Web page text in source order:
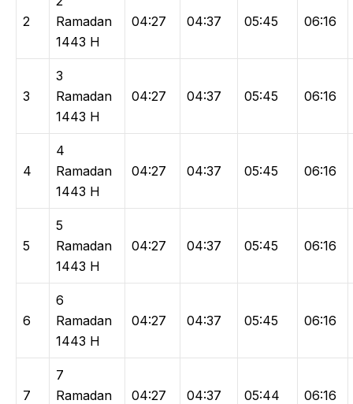
2
Ramadan
1443 H
04:27 04:37 05:45 06:16
3
3
Ramadan
1443 H
04:27 04:37 05:45 06:16
4
4
Ramadan
1443 H
04:27 04:37 05:45 06:16
5
5
Ramadan
1443 H
04:27 04:37 05:45 06:16
6
6
Ramadan
1443 H
04:27 04:37 05:45 06:16
7
7
Ramadan
04:27 04:37 05:44 06:16